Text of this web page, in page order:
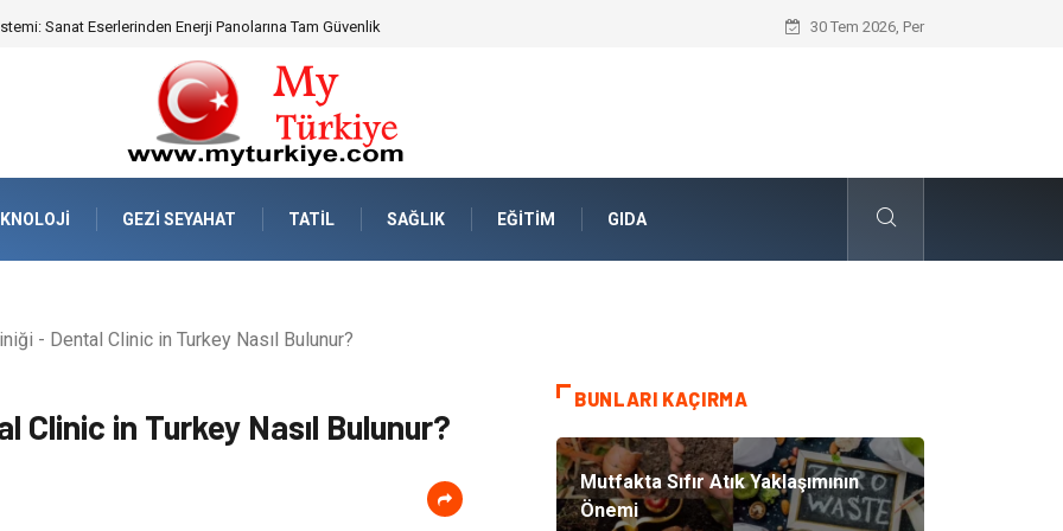
Uyumluluk ve Sürüş Konforu Geleceğin Evleri Nedir?
30 Tem 2026, Per
GEZI SEYAHAT TATIL SAĞLIK EĞITIM GIDA
- Dental Clinic in Turkey Nasıl Bulunur?
Clinic in Turkey Nasıl Bulunur?
BUNLARI KAÇIRMA
Mutfakta Sıfır Atık Yaklaşımının
Önemi